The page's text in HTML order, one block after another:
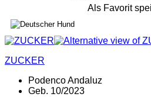
Als Favorit
ZUCKER
Podenco Andaluz
Geb. 10/2023